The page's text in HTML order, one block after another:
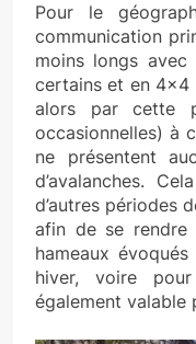
Pour le
communication
moins longs
certains et en 4×4
alors par cette
occasionnelles) à
ne présentent
d’avalanches.
d’autres périodes
afin de se rendre
hameaux
hiver, voire
également valable